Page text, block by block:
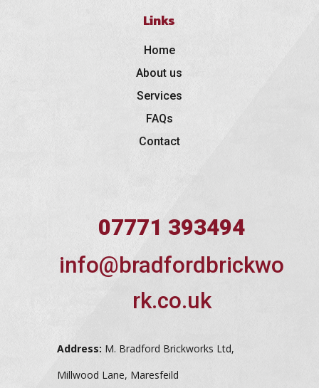
Links
Home
About us
Services
FAQs
Contact
07771 393494
info@bradfordbrickwo
rk.co.uk
Address: M. Bradford Brickworks Ltd,
Millwood Lane, Maresfeild